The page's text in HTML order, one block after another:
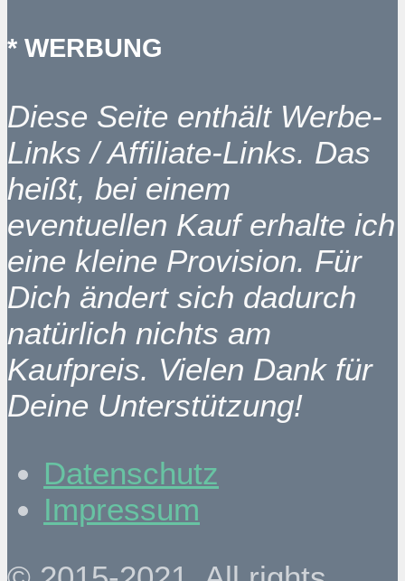
* WERBUNG
Diese Seite enthält Werbe-
Links / Affiliate-Links. Das
heißt, bei einem
eventuellen Kauf erhalte ich
eine kleine Provision. Für
Dich ändert sich dadurch
natürlich nichts am
Kaufpreis. Vielen Dank für
Deine Unterstützung!
Datenschutz
Impressum